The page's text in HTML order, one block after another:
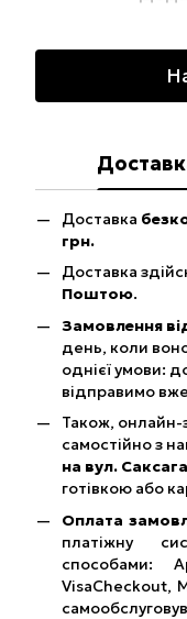
Доставка
грн.
Доставка
Поштою.
Замовлення
день, коли
однієї умови:
відправимо
Також,
самостійно з
на вул.
готівкою або
Оплата
платіжну
способами:
VisaCheckout,